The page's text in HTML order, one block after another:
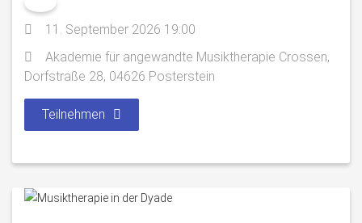
11. September 2026 19:00
Akademie für angewandte Musiktherapie Crossen,
Dorfstraße 28, 04626 Posterstein
Teilnehmen